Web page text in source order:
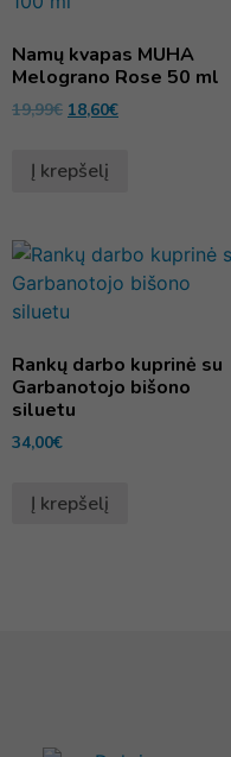
Namų kvapas MUHA
Melograno Rose 50 ml
19,99€ 18,60€
Į krepšelį
Rankų darbo kuprinė su
Garbanotojo bišono
siluetu
34,00€
Į krepšelį